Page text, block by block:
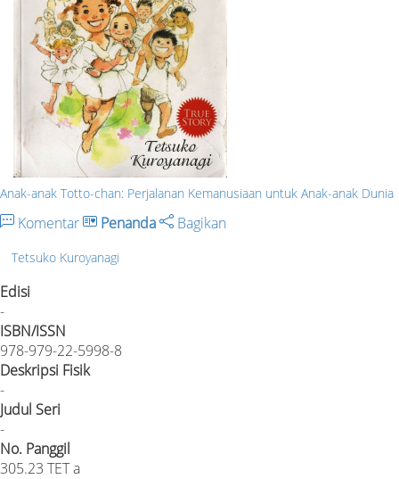
Anak-anak Totto-chan: Perjalanan Kemanusiaan untuk Anak-anak Dunia
Komentar Penanda Bagikan
Tetsuko Kuroyanagi
Edisi
-
ISBN/ISSN
978-979-22-5998-8
Deskripsi Fisik
-
Judul Seri
-
No. Panggil
305.23 TET a